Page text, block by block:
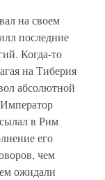
на своем
последние
Когда-то
на Тиберия
абсолютной
Император
в Рим
его
чем
ожидали